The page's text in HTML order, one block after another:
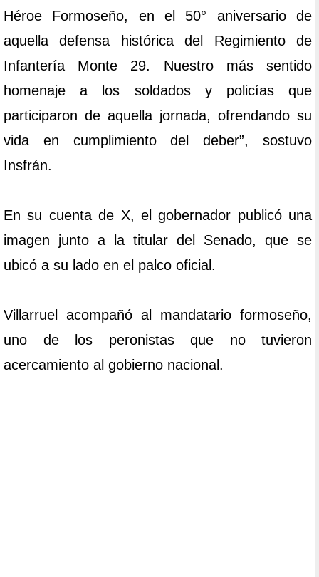
Héroe Formoseño, en el 50° aniversario de
aquella defensa histórica del Regimiento de
Infantería Monte 29. Nuestro más sentido
homenaje a los soldados y policías que
participaron de aquella jornada, ofrendando su
vida en cumplimiento del deber”, sostuvo
Insfrán.
En su cuenta de X, el gobernador publicó una
imagen junto a la titular del Senado, que se
ubicó a su lado en el palco oficial.
Villarruel acompañó al mandatario formoseño,
uno de los peronistas que no tuvieron
acercamiento al gobierno nacional.